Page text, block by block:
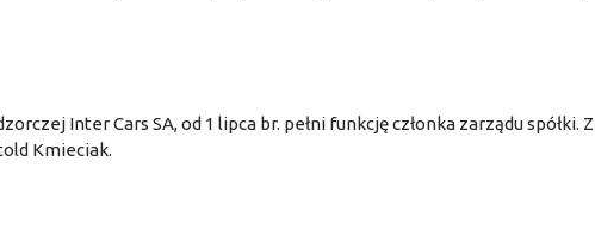
Inter Cars SA, od 1 lipca br. pełni funkcję członka zarządu spółki. Z
Kmieciak.